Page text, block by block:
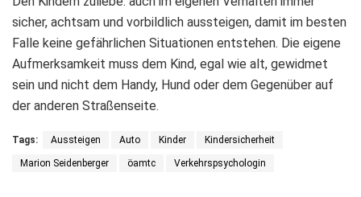
sicher, achtsam und vorbildlich aussteigen, damit im besten
Falle keine gefährlichen Situationen entstehen. Die eigene
Aufmerksamkeit muss dem Kind, egal wie alt, gewidmet
sein und nicht dem Handy, Hund oder dem Gegenüber auf
der anderen Straßenseite.
Tags: Aussteigen Auto Kinder Kindersicherheit
Marion Seidenberger öamtc Verkehrspsychologin